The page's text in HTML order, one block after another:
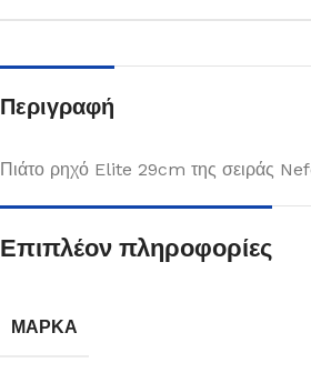
Περιγραφή
Πιάτο ρηχό Elite 29cm της σειράς
Επιπλέον πληροφορίες
ΜΆΡΚΑ